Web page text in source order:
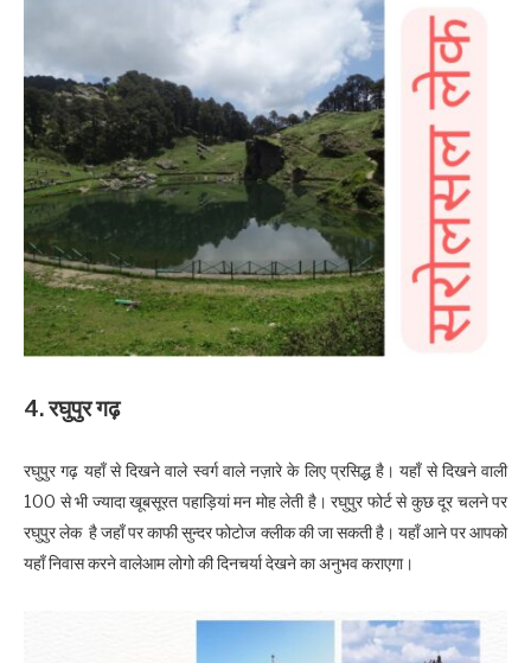
4. रघुपुर गढ़
रघुपुर गढ़ यहाँ से दिखने वाले स्वर्ग वाले नज़ारे के लिए प्रसिद्ध है। यहाँ से दिखने वाली
100 से भी ज्यादा खूबसूरत पहाड़ियां मन मोह लेती है। रघुपुर फोर्ट से कुछ दूर चलने पर
रघुपुर लेक है जहाँ पर काफी सुन्दर फोटोज क्लीक की जा सकती है। यहाँ आने पर आपको
यहाँ निवास करने वालेआम लोगो की दिनचर्या देखने का अनुभव कराएगा।